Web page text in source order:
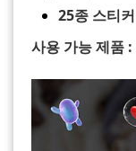
25종 스티커
사용 가능 제품 :